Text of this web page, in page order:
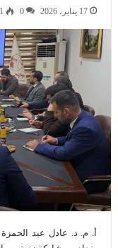
17 يناير، 2026 0
أ. م. د. عادل عبد الحمزة